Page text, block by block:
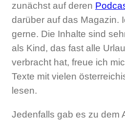
zunächst auf deren
darüber auf das Magazin.
gerne. Die Inhalte sind
als Kind, das fast alle
verbracht hat, freue ich
Texte mit vielen
lesen.
Jedenfalls gab es zu dem